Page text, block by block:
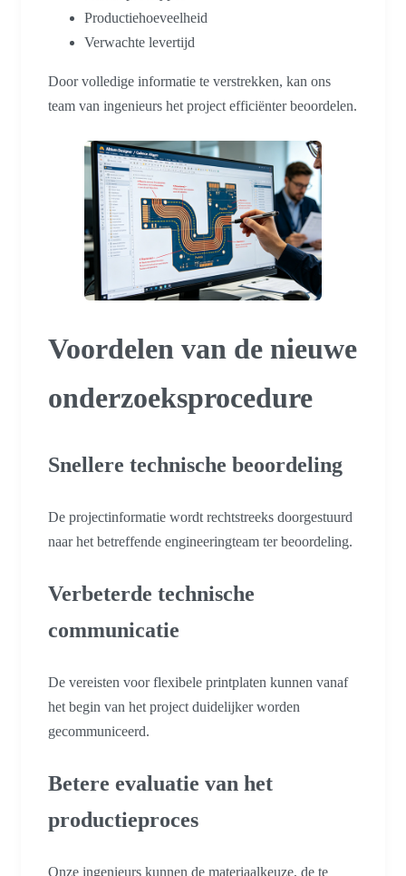
Productiehoeveelheid
Verwachte levertijd
Door volledige informatie te verstrekken, kan ons
team van ingenieurs het project efficiënter beoordelen.
Voordelen van de nieuwe
onderzoeksprocedure
Snellere technische beoordeling
De projectinformatie wordt rechtstreeks doorgestuurd
naar het betreffende engineeringteam ter beoordeling.
Verbeterde technische
communicatie
De vereisten voor flexibele printplaten kunnen vanaf
het begin van het project duidelijker worden
gecommuniceerd.
Betere evaluatie van het
productieproces
Onze ingenieurs kunnen de materiaalkeuze, de te